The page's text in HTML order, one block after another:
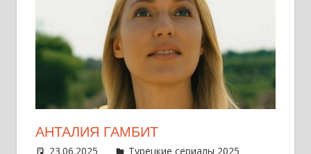
АНТАЛИЯ ГАМБИТ
23.06.2025 Администратор
Турецкие сериалы 2025